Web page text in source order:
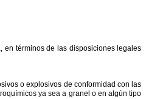
en términos de las disposiciones legales
o explosivos de conformidad con las
ya sea a granel o en algún tipo